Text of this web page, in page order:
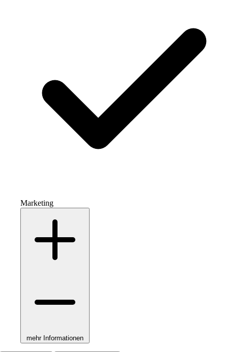
Marketing
mehr Informationen